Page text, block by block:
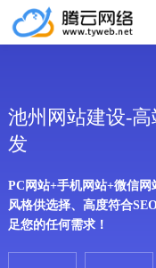
池州网站建设-
发
PC网站+手机网站+微信
风格供选择、高度符合
足您的任何需求！